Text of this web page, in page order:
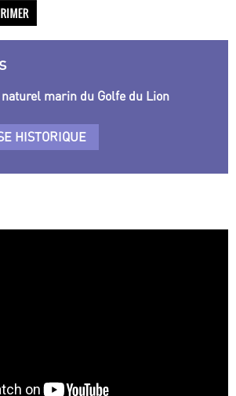
marin du Golfe du Lion
HISTORIQUE